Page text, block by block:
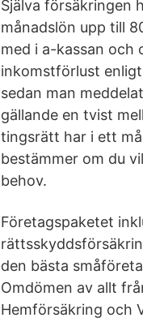
Själva försäkringen
månadslön upp till
med i a-kassan och
inkomstförlust
sedan man
gällande en tvist
tingsrätt har i ett
bestämmer om du
behov.
Företagspaketet
den bästa
Omdömen av allt
Hemförsäkring och